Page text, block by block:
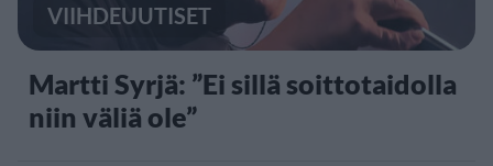
VIIHDEUUTISET
Martti Syrjä: ”Ei sillä soittotaidolla
niin väliä ole”